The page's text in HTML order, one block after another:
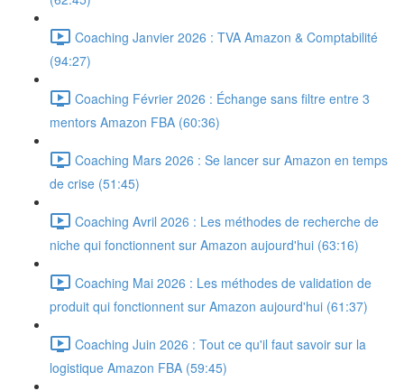
Coaching Janvier 2026 : TVA Amazon & Comptabilité
(94:27)
Coaching Février 2026 : Échange sans filtre entre 3
mentors Amazon FBA (60:36)
Coaching Mars 2026 : Se lancer sur Amazon en temps
de crise (51:45)
Coaching Avril 2026 : Les méthodes de recherche de
niche qui fonctionnent sur Amazon aujourd'hui (63:16)
Coaching Mai 2026 : Les méthodes de validation de
produit qui fonctionnent sur Amazon aujourd'hui (61:37)
Coaching Juin 2026 : Tout ce qu'il faut savoir sur la
logistique Amazon FBA (59:45)